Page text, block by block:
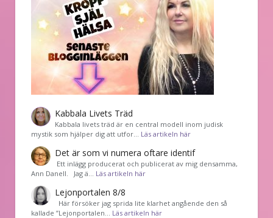
Kabbala Livets Träd
Kabbala livets träd är en central modell inom judisk
mystik som hjälper dig att utfor… Läs artikeln här
Det är som vi numera oftare identif
͏ Ett inlägg producerat och publicerat av mig densamma,
Ann Danell. Jag ä… Läs artikeln här
Lejonportalen 8/8
Här försöker jag sprida lite klarhet angående den så
kallade ”Lejonportalen… Läs artikeln här